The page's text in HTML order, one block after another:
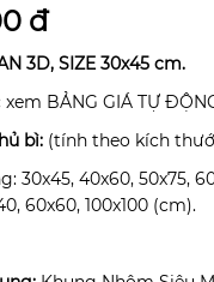
đ
3D, SIZE 30x45 cm.
xem BẢNG GIÁ TỰ
bì: (tính theo kích
30x45, 40x60, 50x75,
60x60, 100x100 (cm).